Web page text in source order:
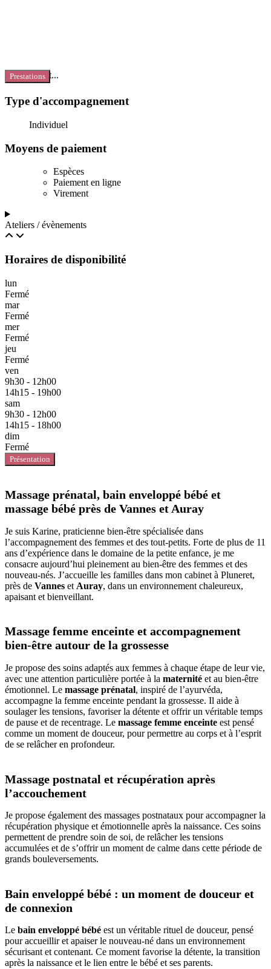
Chargement...
Prestations
Type d'accompagnement
Individuel
Moyens de paiement
Espèces
Paiement en ligne
Virement
Ateliers / évènements
Horaires de disponibilité
lun
Fermé
mar
Fermé
mer
Fermé
jeu
Fermé
ven
9h30 - 12h00
14h15 - 19h00
sam
9h30 - 12h00
14h15 - 18h00
dim
Fermé
Présentation
Massage prénatal, bain enveloppé bébé et
massage bébé près de Vannes et Auray
Je suis Karine, praticienne bien-être spécialisée dans
l’accompagnement des femmes et des tout-petits. Forte de plus de 11
ans d’expérience dans le domaine de la petite enfance, je me
consacre aujourd’hui pleinement au bien-être des femmes et des
nouveau-nés. J’accueille les familles dans mon cabinet à Pluneret,
près de Vannes et Auray, dans un environnement chaleureux,
apaisant et bienveillant.
Massage femme enceinte et accompagnement
bien-être autour de la grossesse
Je propose des soins adaptés aux femmes à chaque étape de leur vie,
avec une attention particulière portée à la maternité et au bien-être
émotionnel. Le massage prénatal, inspiré de l’ayurvéda,
accompagne la femme enceinte pendant la grossesse. Il aide à
soulager les tensions, favoriser la détente et offrir un véritable temps
de pause et de recentrage. Le massage femme enceinte est pensé
comme un moment de douceur, pour permettre au corps et à l’esprit
de se relâcher en profondeur.
Massage postnatal et récupération après
l’accouchement
Je propose également des massages postnataux pour accompagner la
récupération physique et émotionnelle après la naissance. Ces soins
permettent de prendre soin de soi, de relâcher les tensions
accumulées et de s’offrir un moment de calme dans cette période de
grands bouleversements.
Bain enveloppé bébé : un moment de douceur et
de connexion
Le bain enveloppé bébé est un véritable rituel de douceur, pensé
pour accueillir et apaiser le nouveau-né dans un environnement
sécurisant et contenant. Ce moment favorise la détente, la transition
après la naissance et le lien entre le bébé et ses parents.